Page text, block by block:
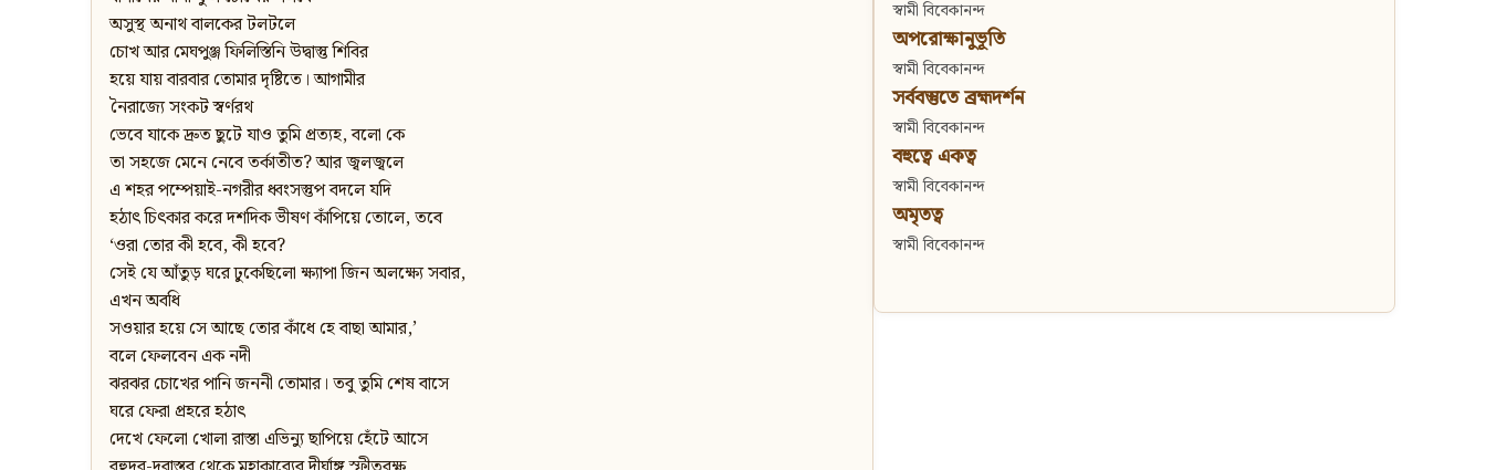
অসুস্থ অনাথ বালকের টলটলে
চোখ আর মেঘপুঞ্জ ফিলিস্তিনি উদ্বাস্তু শিবির
হয়ে যায় বারবার তোমার দৃষ্টিতে। আগামীর
নৈরাজ্যে সংকট স্বর্ণরথ
ভেবে যাকে দ্রুত ছুটে যাও তুমি প্রত্যহ, বলো কে
তা সহজে মেনে নেবে তর্কাতীত? আর জ্বলজ্বলে
এ শহর পম্পেয়াই-নগরীর ধ্বংসস্তুপ বদলে যদি
হঠাৎ চিৎকার করে দশদিক ভীষণ কাঁপিয়ে তোলে, তবে
‘ওরা তোর কী হবে, কী হবে?
সেই যে আঁতুড় ঘরে ঢুকেছিলো ক্ষ্যাপা জিন অলক্ষ্যে সবার,
এখন অবধি
সওয়ার হয়ে সে আছে তোর কাঁধে হে বাছা আমার,’
বলে ফেলবেন এক নদী
ঝরঝর চোখের পানি জননী তোমার। তবু তুমি শেষ বাসে
ঘরে ফেরা প্রহরে হঠাৎ
দেখে ফেলো খোলা রাস্তা এভিন্যু ছাপিয়ে হেঁটে আসে
স্বামী বিবেকানন্দ
অপরোক্ষানুভূতি
স্বামী বিবেকানন্দ
সর্ববস্তুতে ব্রহ্মদর্শন
স্বামী বিবেকানন্দ
বহুত্বে একত্ব
স্বামী বিবেকানন্দ
অমৃতত্ব
স্বামী বিবেকানন্দ